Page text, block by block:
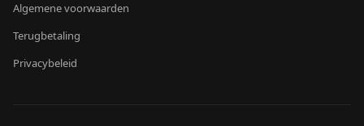
Algemene voorwaarden
Terugbetaling
Privacybeleid